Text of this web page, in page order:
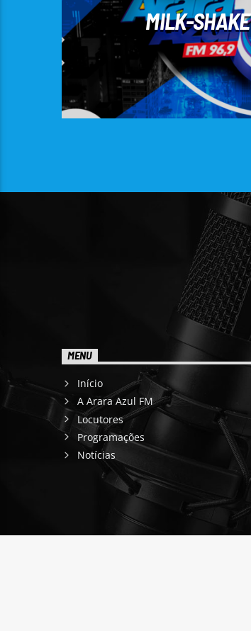
MILK-SHAKE
MENU
Início
A Arara Azul FM
Locutores
Programações
Notícias